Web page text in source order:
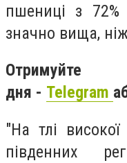
пшениці з 72%
значно вища,
дня - Telegram
"На тлі
південних